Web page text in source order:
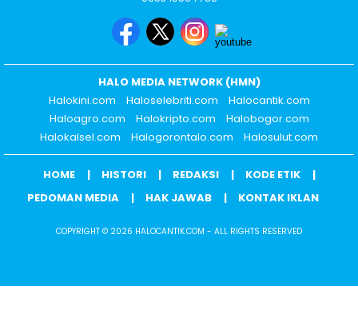
HALO MEDIA NETWORK (HMN)
Halokini.com
Haloselebriti.com
Halocantik.com
Haloagro.com
Halokripto.com
Halobogor.com
Halokalsel.com
Halogorontalo.com Halosulut.com
HOME HISTORI REDAKSI
KODE ETIK
PEDOMAN MEDIA
HAK JAWAB KONTAK IKLAN
COPYRIGHT © 2026 HALOCANTIK.COM - ALL RIGHTS RESERVED